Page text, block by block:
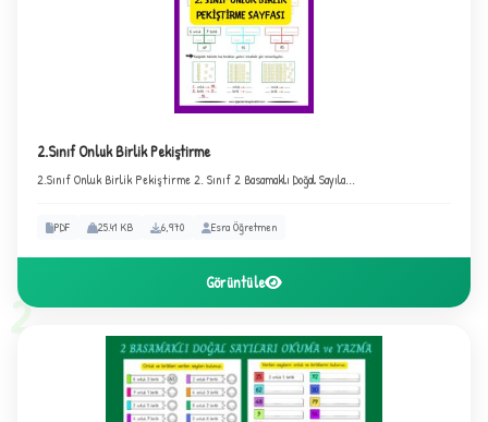
✦
2.Sınıf Onluk Birlik Pekiştirme
2.Sınıf Onluk Birlik Pekiştirme 2. Sınıf 2 Basamaklı Doğal Sayıla...
PDF 25.41 KB 6,970 Esra Öğretmen
Görüntüle
2